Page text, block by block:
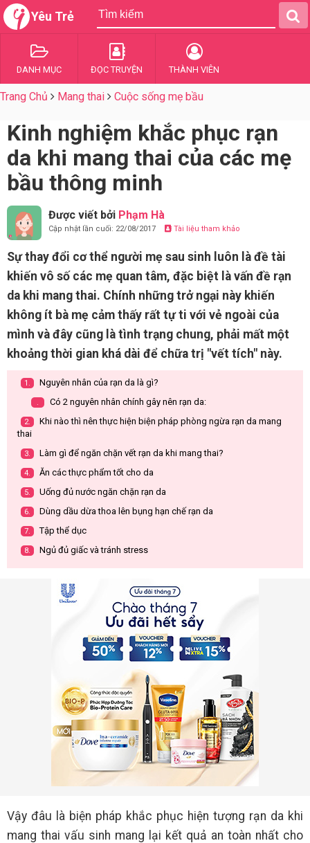
Yêu Trẻ
DANH MỤC ĐỌC TRUYỆN THÀNH VIÊN
Trang Chủ Mang thai Cuộc sống mẹ bầu
Kinh nghiệm khắc phục rạn
da khi mang thai của các mẹ
bầu thông minh
Được viết bởi Phạm Hà
Cập nhật lần cuối: 22/08/2017 Tài liệu tham khảo
Sự thay đổi cơ thể người mẹ sau sinh luôn là đề tài
khiến vô số các mẹ quan tâm, đặc biệt là vấn đề rạn
da khi mang thai. Chính những trở ngại này khiến
không ít bà mẹ cảm thấy rất tự ti với vẻ ngoài của
mình và đây cũng là tình trạng chung, phải mất một
khoảng thời gian khá dài để chữa trị "vết tích" này.
1. Nguyên nhân của rạn da là gì?
. Có 2 nguyên nhân chính gây nên rạn da:
2.
Khi nào thì nên thực hiện biện pháp phòng ngừa rạn da mang
thai
3. Làm gì để ngăn chặn vết rạn da khi mang thai?
4. Ăn các thực phẩm tốt cho da
5. Uống đủ nước ngăn chặn rạn da
6. Dùng dầu dừa thoa lên bụng hạn chế rạn da
7. Tập thể dục
8. Ngủ đủ giấc và tránh stress
Vậy đâu là biện pháp khắc phục hiện tượng rạn da khi
mang thai vấu sinh mang lại kết quả an toàn nhất cho